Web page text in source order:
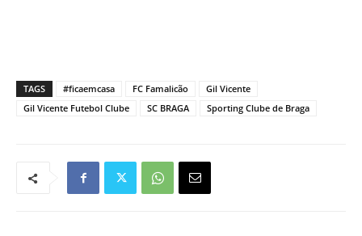
TAGS #ficaemcasa FC Famalicão
Gil Vicente
Gil Vicente Futebol Clube
SC BRAGA Sporting Clube de Braga